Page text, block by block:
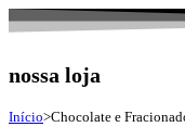
nossa loja
Início>Chocolate e